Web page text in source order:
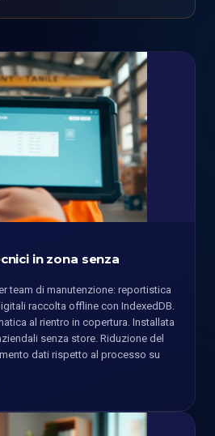
in zona senza
team di manutenzione: reportistica
raccolta offline con IndexedDB.
al rientro in copertura. Installata
senza store. Riduzione del
dati rispetto al processo su